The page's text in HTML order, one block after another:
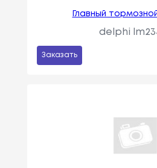
Главный
delphi
Заказать